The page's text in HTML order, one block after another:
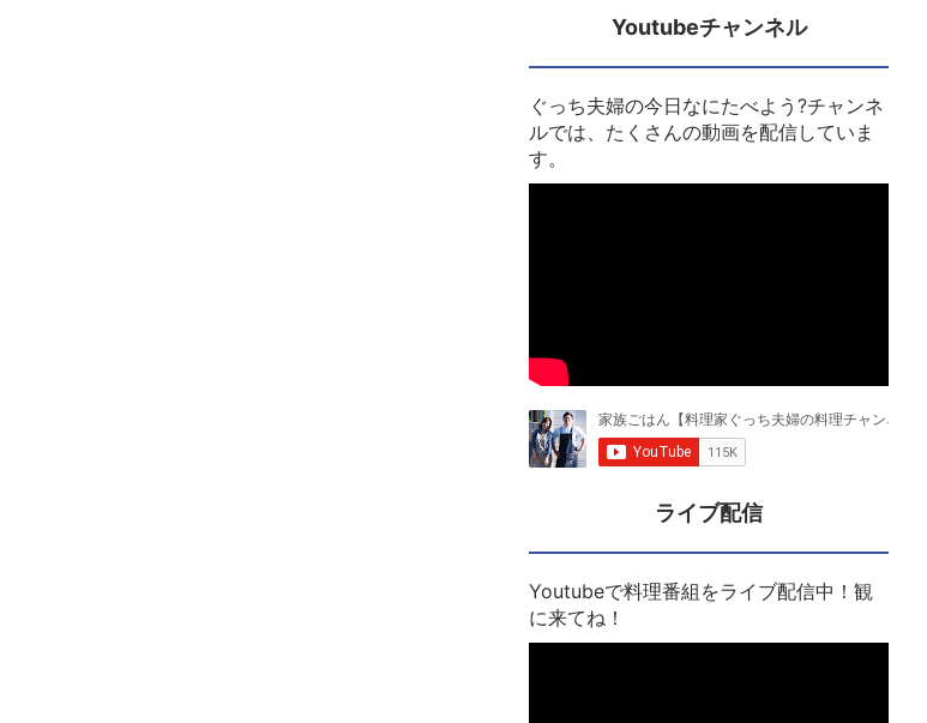
Youtubeチャンネル
ぐっち夫婦の今日なにたべよう?チャンネ
ルでは、たくさんの動画を配信していま
す。
ライブ配信
Youtubeで料理番組をライブ配信中！観
に来てね！